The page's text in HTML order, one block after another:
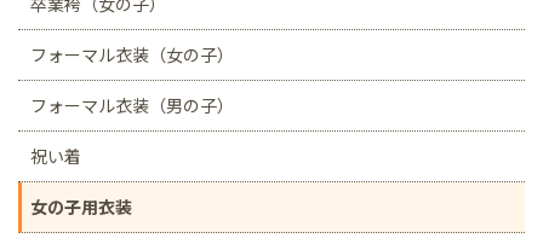
フォーマル衣装（女の子）
フォーマル衣装（男の子）
祝い着
女の子用衣装